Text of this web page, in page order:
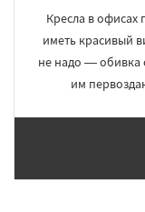
Кресла в
иметь красивый
не надо — обивка
им